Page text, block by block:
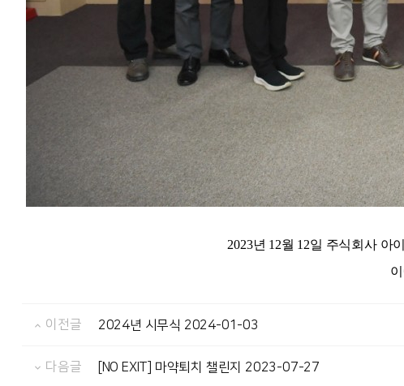
2023년 12월 12일 주식회사 아
이전글 2024년 시무식 2024-01-03
다음글 [NO EXIT] 마약퇴치 챌린지 2023-07-27